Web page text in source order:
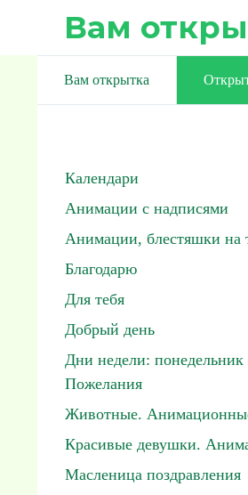
Вам
Вам открытка
Календари
Анимации с надписями
Анимации, блестяшки на
Благодарю
Для тебя
Добрый день
Дни недели:
Пожелания
Животные.
Красивые девушки.
Масленица поздравления